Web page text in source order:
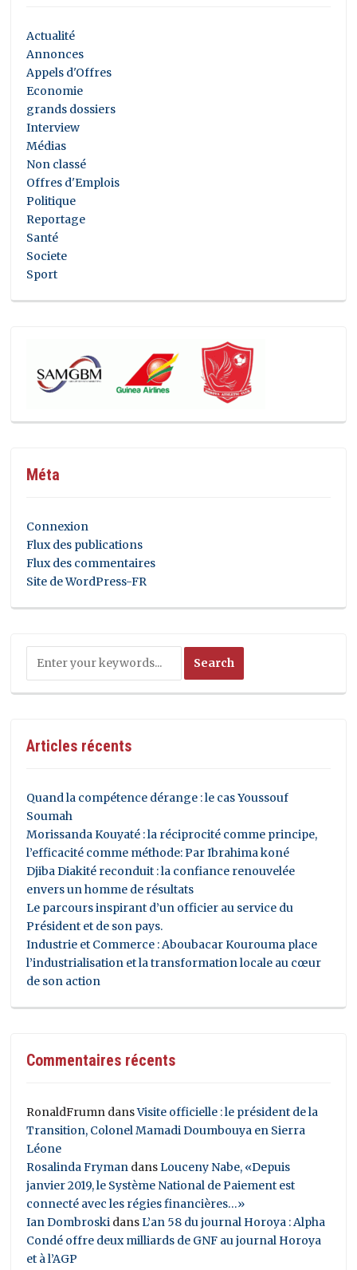
Actualité
Annonces
Appels d'Offres
Economie
grands dossiers
Interview
Médias
Non classé
Offres d'Emplois
Politique
Reportage
Santé
Societe
Sport
Méta
Connexion
Flux des publications
Flux des commentaires
Site de WordPress-FR
Articles récents
Quand la compétence dérange : le cas Youssouf
Soumah
Morissanda Kouyaté : la réciprocité comme principe,
l’efficacité comme méthode: Par Ibrahima koné
Djiba Diakité reconduit : la confiance renouvelée
envers un homme de résultats
Le parcours inspirant d’un officier au service du
Président et de son pays.
Industrie et Commerce : Aboubacar Kourouma place
l’industrialisation et la transformation locale au cœur
de son action
Commentaires récents
RonaldFrumn dansVisite officielle : le président de la
Transition, Colonel Mamadi Doumbouya en Sierra
Léone
Rosalinda Fryman dansLouceny Nabe, «Depuis
janvier 2019, le Système National de Paiement est
connecté avec les régies financières…»
Ian Dombroski dansL’an 58 du journal Horoya : Alpha
Condé offre deux milliards de GNF au journal Horoya
et à l’AGP